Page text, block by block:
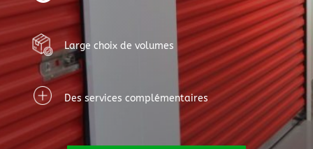
Large choix de volumes
Des services complémentaires